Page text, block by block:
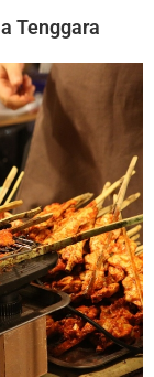
Tenggara